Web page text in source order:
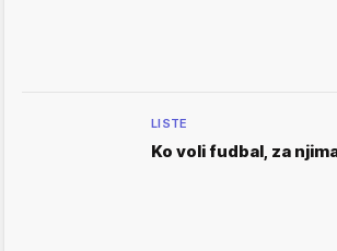
LISTE
Ko voli fudbal, za